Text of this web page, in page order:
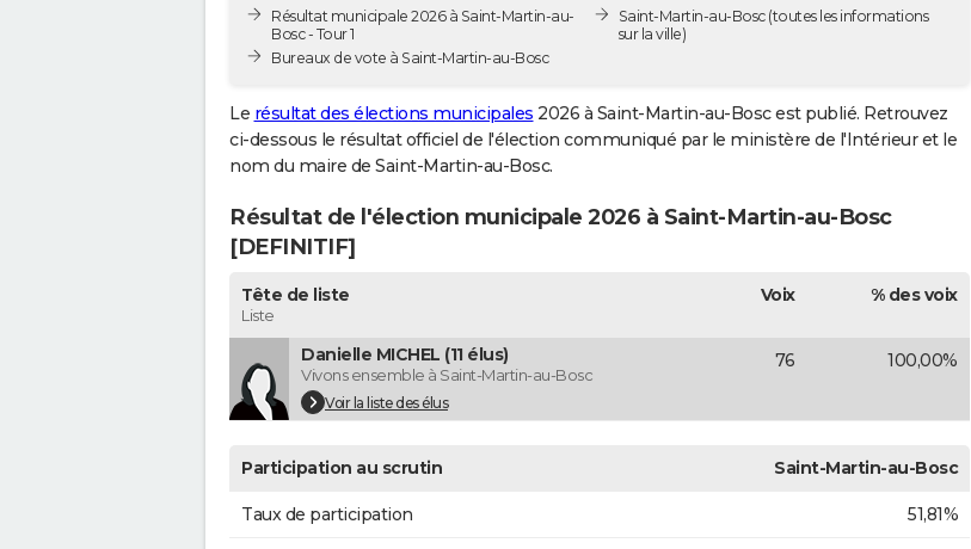
Résultat municipale 2026 à Saint-Martin-au-
Bosc - Tour 1
Bureaux de vote à Saint-Martin-au-Bosc
Saint-Martin-au-Bosc(toutes les informations
sur la ville)
Le résultat des élections municipales 2026 à Saint-Martin-au-Bosc est publié. Retrouvez
ci-dessous le résultat officiel de l'élection communiqué par le ministère de l'Intérieur et le
nom du maire de Saint-Martin-au-Bosc.
Résultat de l'élection municipale 2026 à Saint-Martin-au-Bosc
[DEFINITIF]
Tête de liste
Liste
Voix % des voix
Danielle MICHEL (11 élus)
Vivons ensemble à Saint-Martin-au-Bosc
Voir la liste des élus
76 100,00%
Participation au scrutin Saint-Martin-au-Bosc
Taux de participation 51,81%